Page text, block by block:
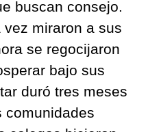
buscan consejo.
miraron a sus
se regocijaron
bajo sus
duró tres meses
comunidades